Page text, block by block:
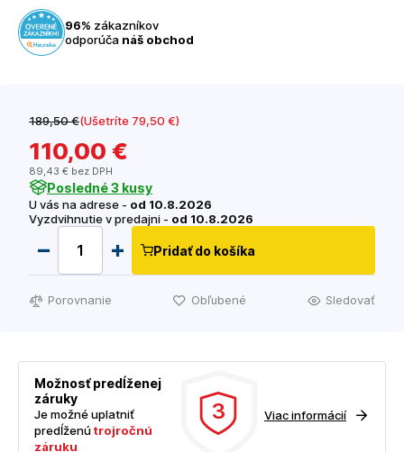
96% zákazníkov
odporúča náš obchod
189,50 €(Ušetríte 79,50 €)
110,00 €
89,43 € bez DPH
Posledné 3 kusy
U vás na adrese - od 10.8.2026
Vyzdvihnutie v predajni - od 10.8.2026
Pridať do košíka
Porovnanie Obľubené Sledovať
Možnosť predĺženej
záruky
Je možné uplatniť
predĺženútrojročnú
záruku
3 Viac informácií